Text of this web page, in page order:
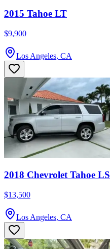
2015 Tahoe LT
$9,900
Los Angeles, CA
2018 Chevrolet Tahoe LS
$13,500
Los Angeles, CA